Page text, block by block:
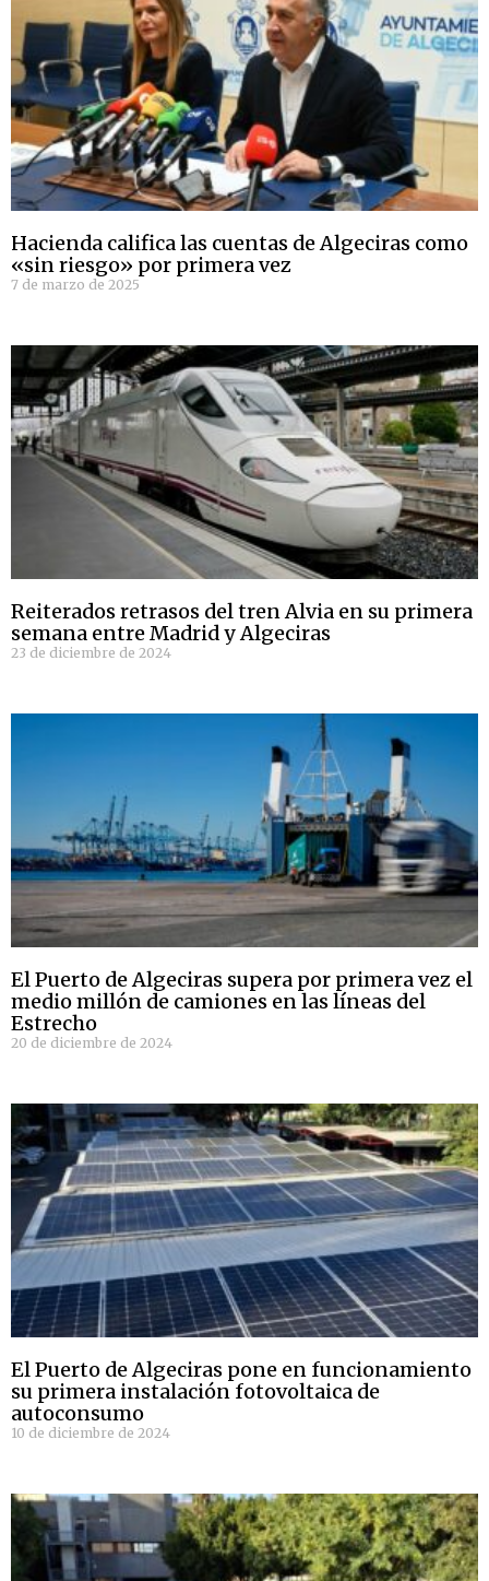
Hacienda califica las cuentas de Algeciras como
«sin riesgo» por primera vez
7 de marzo de 2025
Reiterados retrasos del tren Alvia en su primera
semana entre Madrid y Algeciras
23 de diciembre de 2024
El Puerto de Algeciras supera por primera vez el
medio millón de camiones en las líneas del
Estrecho
20 de diciembre de 2024
El Puerto de Algeciras pone en funcionamiento
su primera instalación fotovoltaica de
autoconsumo
10 de diciembre de 2024